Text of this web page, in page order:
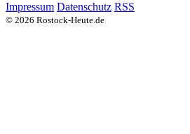
Impressum Datenschutz RSS
© 2026 Rostock-Heute.de